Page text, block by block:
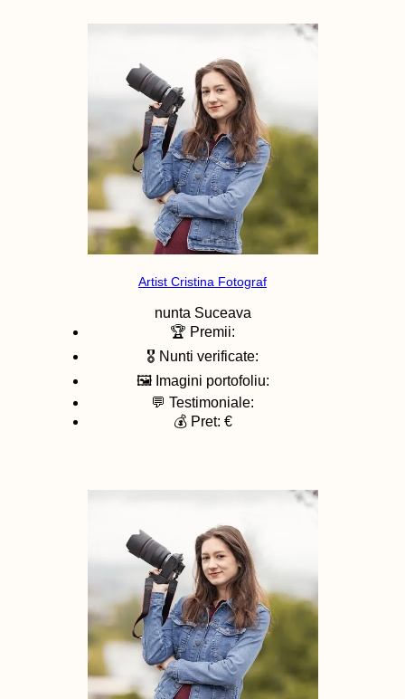
Artist Cristina Fotograf
nunta Suceava
🏆 Premii:
🎖️ Nunti verificate:
🖼️ Imagini portofoliu:
💬 Testimoniale:
💰 Pret: €